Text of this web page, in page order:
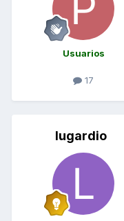
Usuarios
17
lugardio